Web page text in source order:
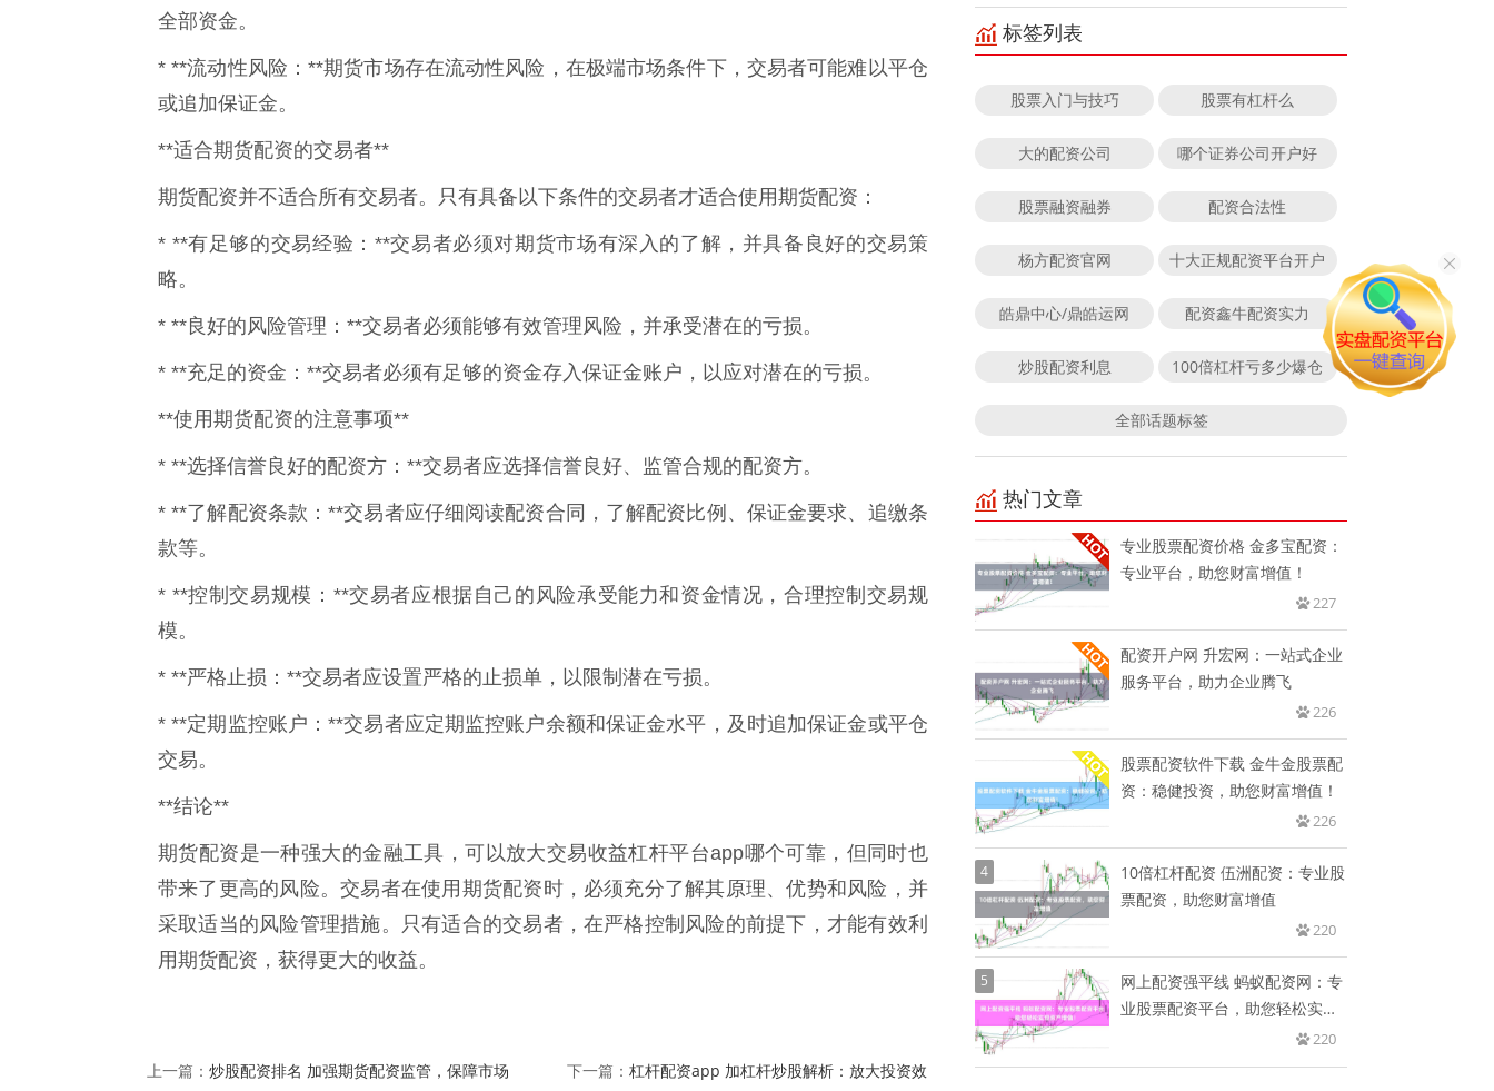
全部资金。
* **流动性风险：**期货市场存在流动性风险，在极端市场条件下，交易者可能难以平仓
或追加保证金。
**适合期货配资的交易者**
期货配资并不适合所有交易者。只有具备以下条件的交易者才适合使用期货配资：
* **有足够的交易经验：**交易者必须对期货市场有深入的了解，并具备良好的交易策
略。
* **良好的风险管理：**交易者必须能够有效管理风险，并承受潜在的亏损。
* **充足的资金：**交易者必须有足够的资金存入保证金账户，以应对潜在的亏损。
**使用期货配资的注意事项**
* **选择信誉良好的配资方：**交易者应选择信誉良好、监管合规的配资方。
* **了解配资条款：**交易者应仔细阅读配资合同，了解配资比例、保证金要求、追缴条
款等。
* **控制交易规模：**交易者应根据自己的风险承受能力和资金情况，合理控制交易规
模。
* **严格止损：**交易者应设置严格的止损单，以限制潜在亏损。
* **定期监控账户：**交易者应定期监控账户余额和保证金水平，及时追加保证金或平仓
交易。
**结论**
期货配资是一种强大的金融工具，可以放大交易收益杠杆平台app哪个可靠，但同时也
带来了更高的风险。交易者在使用期货配资时，必须充分了解其原理、优势和风险，并
采取适当的风险管理措施。只有适合的交易者，在严格控制风险的前提下，才能有效利
用期货配资，获得更大的收益。
上一篇： 炒股配资排名 加强期货配资监管，保障市场 下一篇： 杠杆配资app 加杠杆炒股解析：放大投资效
标签列表
股票入门与技巧 股票有杠杆么
大的配资公司 哪个证券公司开户好
股票融资融券 配资合法性
杨方配资官网 十大正规配资平台开户
皓鼎中心/鼎皓运网 配资鑫牛配资实力
炒股配资利息 100倍杠杆亏多少爆仓
全部话题标签
热门文章
专业股票配资价格 金多宝配资：
专业平台，助您财富增值！
227
配资开户网 升宏网：一站式企业
服务平台，助力企业腾飞
226
股票配资软件下载 金牛金股票配
资：稳健投资，助您财富增值！
226
4
10倍杠杆配资 伍洲配资：专业股
票配资，助您财富增值
220
5
网上配资强平线 蚂蚁配资网：专
业股票配资平台，助您轻松实现
220